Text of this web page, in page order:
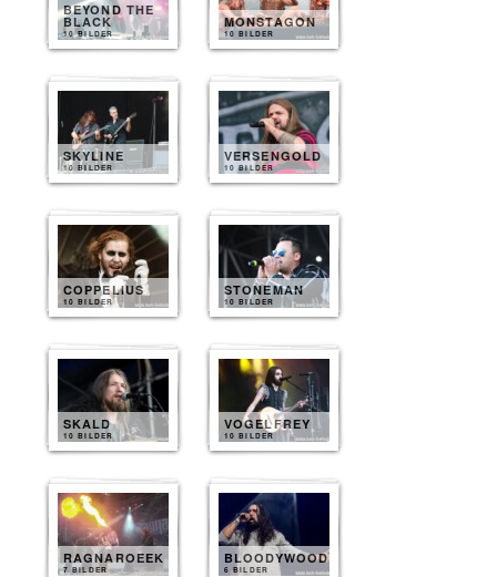
BEYOND THE
BLACK
10 BILDER
MONSTAGON
10 BILDER
SKYLINE
10 BILDER
VERSENGOLD
10 BILDER
COPPELIUS
10 BILDER
STONEMAN
10 BILDER
SKALD
10 BILDER
VOGELFREY
10 BILDER
RAGNAROEEK
7 BILDER
BLOODYWOOD
6 BILDER